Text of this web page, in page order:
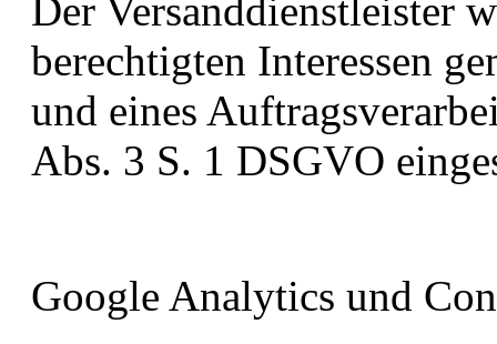
Der Versanddienstleister
berechtigten Interessen
und eines
Abs. 3 S. 1 DSGVO
Google Analytics und